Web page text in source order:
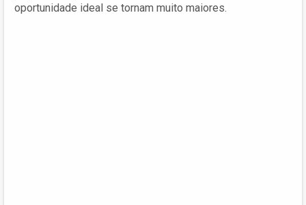
oportunidade ideal se tornam muito maiores.